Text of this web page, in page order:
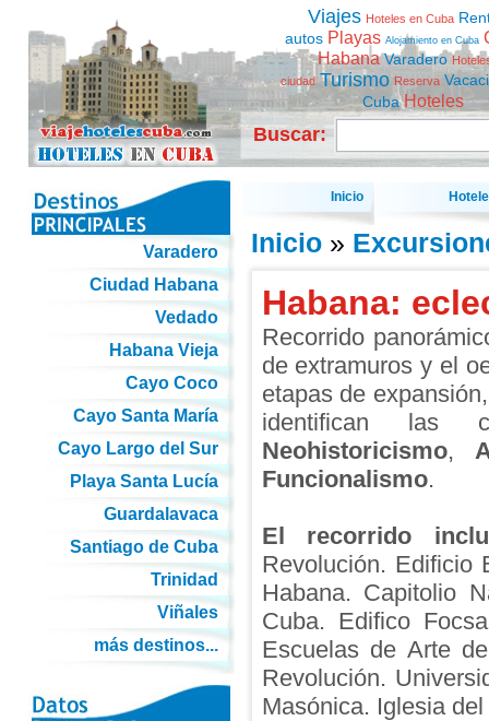
Viajes Hoteles en Cuba
autos Playas Alojamiento en Cuba
Habana Varadero
ciudad Turismo Reserva
Cuba Hoteles
Buscar:
Inicio
Inicio»
Habana:
Recorrido
de extramuros y el
etapas de
identifican las
Neohistoricismo,
Funcionalismo.
El recorrido
Revolución. Edificio
Habana. Capitolio
Cuba. Edifico
Escuelas de Arte
Revolución.
Masónica. Iglesia
Varadero
Ciudad Habana
Vedado
Habana Vieja
Cayo Coco
Cayo Santa María
Cayo Largo del Sur
Playa Santa Lucía
Guardalavaca
Santiago de Cuba
Trinidad
Viñales
más destinos...